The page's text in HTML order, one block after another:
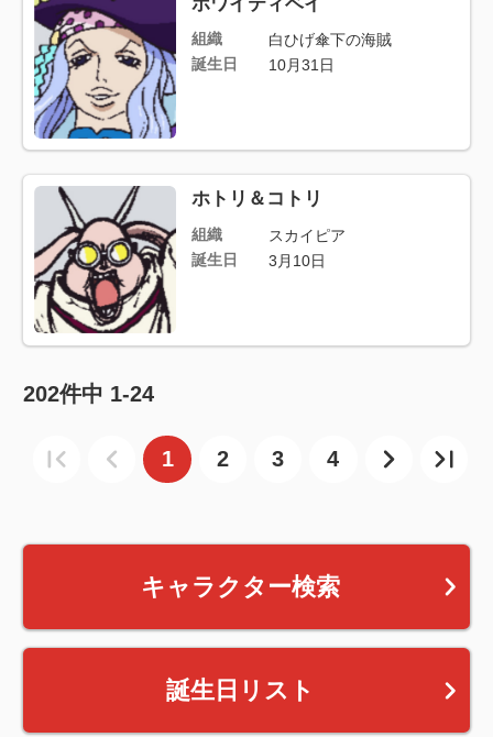
組織
白ひげ傘下の海賊
誕生日
10月31日
ホトリ＆コトリ
組織
スカイピア
誕生日
3月10日
202件中 1-24
1 2 3 4
キャラクター検索
誕生日リスト